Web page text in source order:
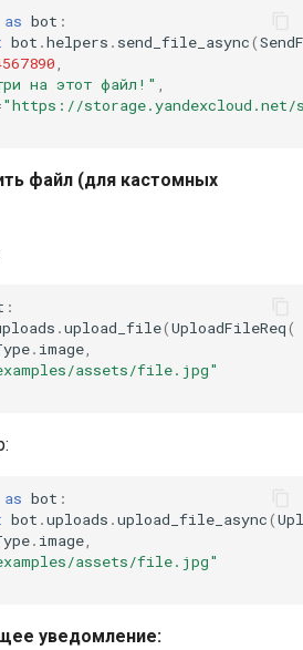
as bot :
bot .helpers . send_file_async(
на этот файл!"
"https://
файл (для кастомных
:
.upload_file(UploadFileReq(
. image
assets/file.jpg"
as bot :
bot .uploads .upload_file_async(
. image
assets/file.jpg"
уведомление: